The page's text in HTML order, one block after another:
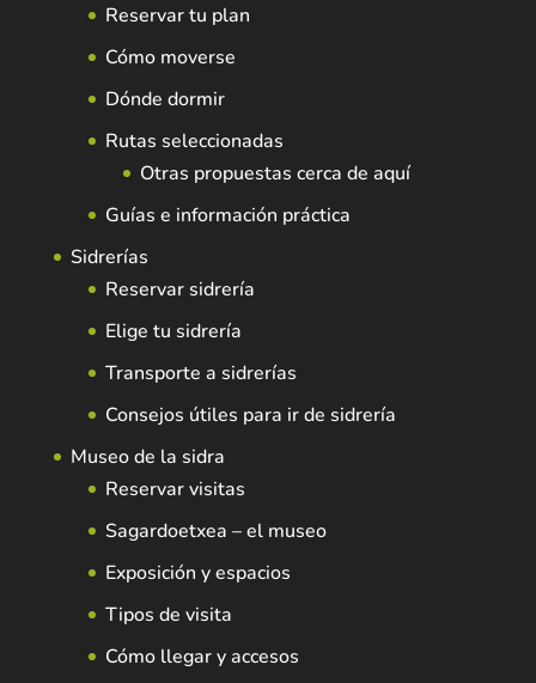
Reservar tu plan
Cómo moverse
Dónde dormir
Rutas seleccionadas
Otras propuestas cerca de aquí
Guías e información práctica
Sidrerías
Reservar sidrería
Elige tu sidrería
Transporte a sidrerías
Consejos útiles para ir de sidrería
Museo de la sidra
Reservar visitas
Sagardoetxea – el museo
Exposición y espacios
Tipos de visita
Cómo llegar y accesos